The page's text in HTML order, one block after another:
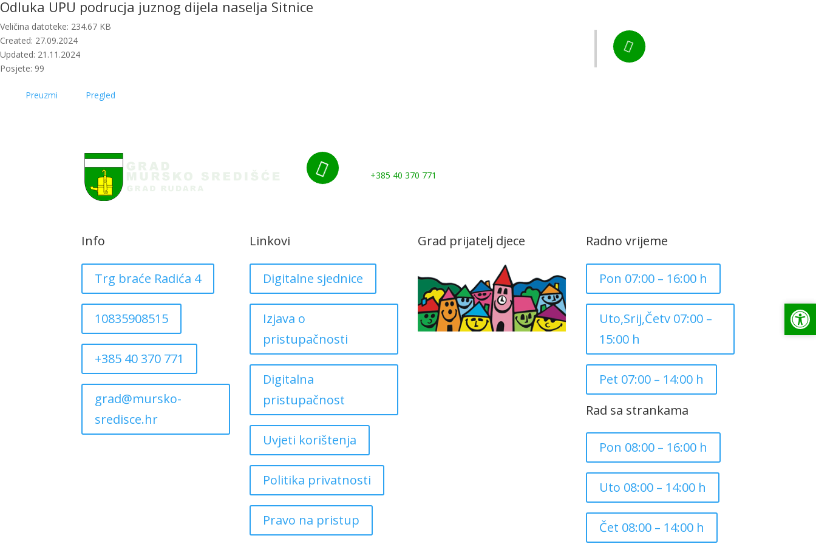

Odluka UPU podrucja juznog dijela naselja Sitnice
Veličina datoteke: 234.67 KB
Created: 27.09.2024
Updated: 21.11.2024
Posjete: 99
Preuzmi Pregled
 +385 40 370 771
Info
Trg braće Radića 4
10835908515
+385 40 370 771
grad@mursko-
sredisce.hr
Linkovi
Digitalne sjednice
Izjava o
pristupačnosti
Digitalna
pristupačnost
Uvjeti korištenja
Politika privatnosti
Pravo na pristup
Grad prijatelj djece Radno vrijeme
Pon 07:00 – 16:00 h
Uto,Srij,Četv 07:00 –
15:00 h
Pet 07:00 – 14:00 h
Rad sa strankama
Pon 08:00 – 16:00 h
Uto 08:00 – 14:00 h
Čet 08:00 – 14:00 h